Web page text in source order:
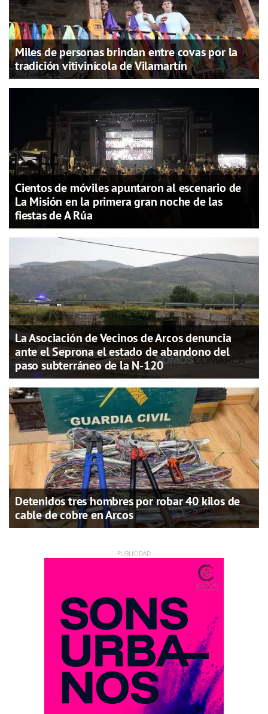
Miles de personas brindan entre covas por la
tradición vitivinícola de Vilamartín
Cientos de móviles apuntaron al escenario de
La Misión en la primera gran noche de las
fiestas de A Rúa
La Asociación de Vecinos de Arcos denuncia
ante el Seprona el estado de abandono del
paso subterráneo de la N-120
Detenidos tres hombres por robar 40 kilos de
cable de cobre en Arcos